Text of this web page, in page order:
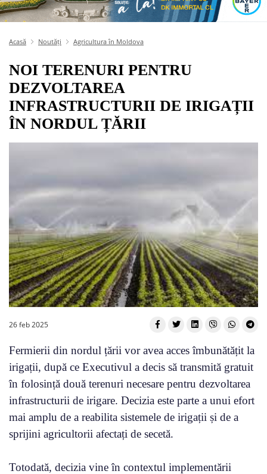
Acasă Noutăți Agricultura în Moldova
NOI TERENURI PENTRU
DEZVOLTAREA
INFRASTRUCTURII DE IRIGAȚII
ÎN NORDUL ȚĂRII
26 feb 2025
Fermierii din nordul țării vor avea acces îmbunătățit la
irigații, după ce Executivul a decis să transmită gratuit
în folosință două terenuri necesare pentru dezvoltarea
infrastructurii de irigare. Decizia este parte a unui efort
mai amplu de a reabilita sistemele de irigații și de a
sprijini agricultorii afectați de secetă.
Totodată, decizia vine în contextul implementării